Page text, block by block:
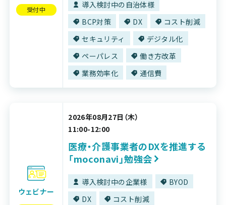
受付中
導入検討中の自治体様
BCP対策
DX
コスト削減
セキュリティ
デジタル化
ペーパレス
働き方改革
業務効率化
通信費
ウェビナー
2026年08月27日（木）
11:00-12:00
医療・介護事業者のDXを推進する
「moconavi」勉強会
導入検討中の企業様
BYOD
DX
コスト削減